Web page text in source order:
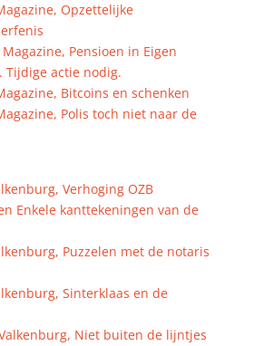
Opzettelijke
Pensioen in Eigen
Tijdige actie nodig.
Bitcoins en schenken
Polis toch niet naar de
Verhoging OZB
Enkele kanttekeningen van de
Puzzelen met de notaris
Sinterklaas en de
Niet buiten de lijntjes